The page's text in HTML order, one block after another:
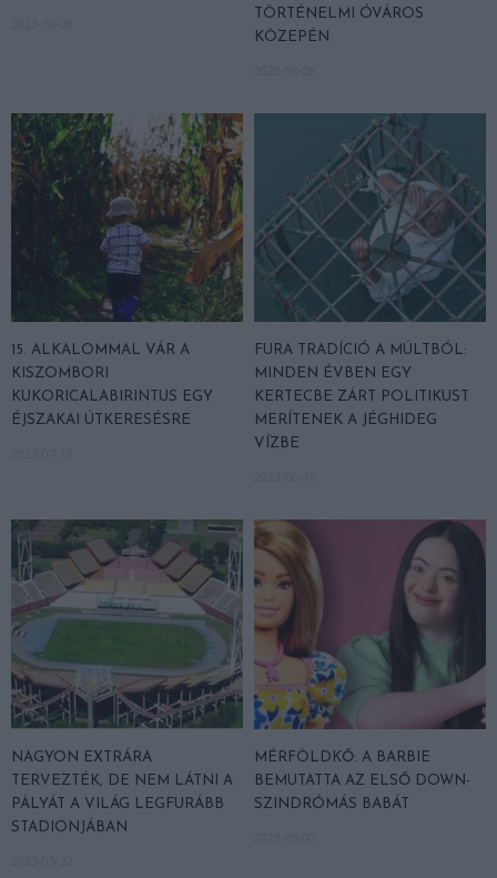
TÖRTÉNELMI ÓVÁROS
KÖZEPÉN
15. ALKALOMMAL VÁR A
KISZOMBORI
KUKORICALABIRINTUS EGY
ÉJSZAKAI ÚTKERESÉSRE
FURA TRADÍCIÓ A MÚLTBÓL:
MINDEN ÉVBEN EGY
KERTECBE ZÁRT POLITIKUST
MERÍTENEK A JÉGHIDEG
VÍZBE
NAGYON EXTRÁRA
TERVEZTÉK, DE NEM LÁTNI A
PÁLYÁT A VILÁG LEGFURÁBB
STADIONJÁBAN
MÉRFÖLDKŐ: A BARBIE
BEMUTATTA AZ ELSŐ DOWN-
SZINDRÓMÁS BABÁT